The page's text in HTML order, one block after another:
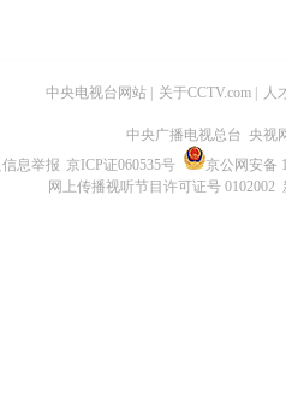
中央电视台网站 关于CCTV.com 人
中央广播电视总台 央视
息举报 京ICP证060535号
京公网安备
网上传播视听节目许可证号 0102002